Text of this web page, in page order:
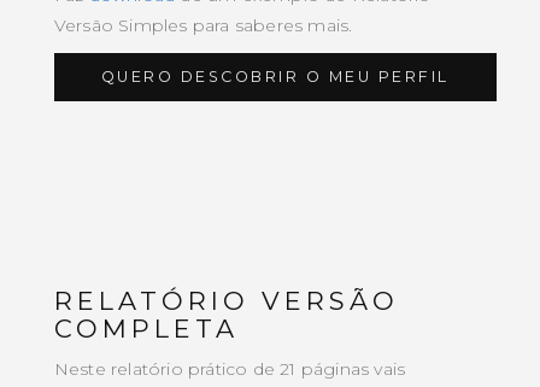
Versão Simples para saberes mais.
QUERO DESCOBRIR O MEU PERFIL
RELATÓRIO VERSÃO
COMPLETA
Neste relatório prático de 21 páginas vais